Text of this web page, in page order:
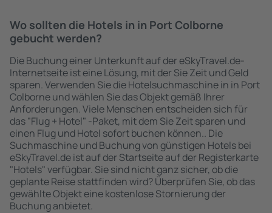
Wo sollten die Hotels in in Port Colborne
gebucht werden?
Die Buchung einer Unterkunft auf der eSkyTravel.de-
Internetseite ist eine Lösung, mit der Sie Zeit und Geld
sparen. Verwenden Sie die Hotelsuchmaschine in in Port
Colborne und wählen Sie das Objekt gemäß Ihrer
Anforderungen. Viele Menschen entscheiden sich für
das "Flug + Hotel" -Paket, mit dem Sie Zeit sparen und
einen Flug und Hotel sofort buchen können.. Die
Suchmaschine und Buchung von günstigen Hotels bei
eSkyTravel.de ist auf der Startseite auf der Registerkarte
"Hotels" verfügbar. Sie sind nicht ganz sicher, ob die
geplante Reise stattfinden wird? Überprüfen Sie, ob das
gewählte Objekt eine kostenlose Stornierung der
Buchung anbietet.